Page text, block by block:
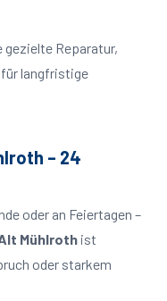
gezielte Reparatur,
für langfristige
– 24
oder an Feiertagen –
Mühlrothist
oder starkem